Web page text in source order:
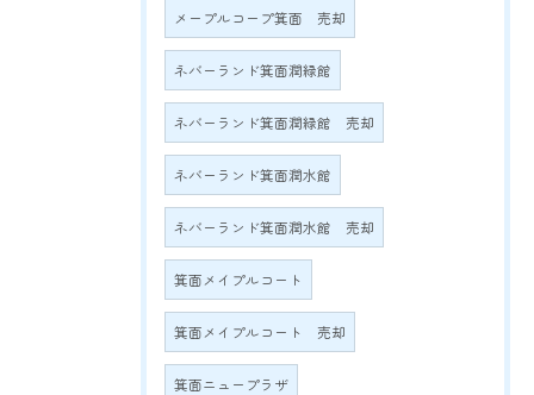
メープルコープ箕面 売却
ネバーランド箕面潤緑館
ネバーランド箕面潤緑館 売却
ネバーランド箕面潤水館
ネバーランド箕面潤水館 売却
箕面メイプルコート
箕面メイプルコート 売却
箕面ニュープラザ